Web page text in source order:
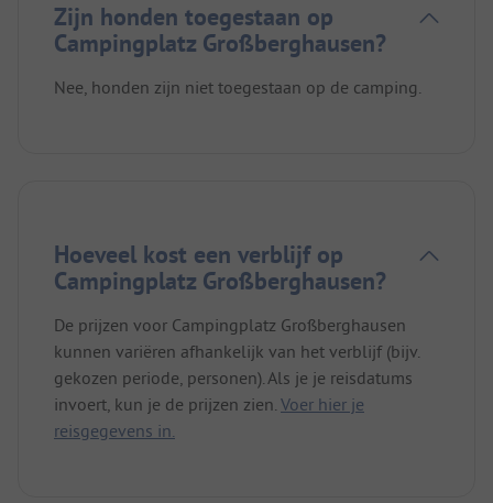
Zijn honden toegestaan op
Campingplatz Großberghausen?
Nee, honden zijn niet toegestaan op de camping.
Hoeveel kost een verblijf op
Campingplatz Großberghausen?
De prijzen voor Campingplatz Großberghausen
kunnen variëren afhankelijk van het verblijf (bijv.
gekozen periode, personen). Als je je reisdatums
invoert, kun je de prijzen zien. Voer hier je
reisgegevens in.